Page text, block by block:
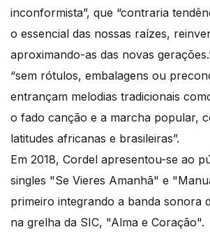
inconformista”, que “contraria
o essencial das nossas raízes,
aproximando-as das novas
“sem rótulos, embalagens ou
entrançam melodias tradicionais
o fado canção e a marcha popular,
latitudes africanas e brasileiras”.
Em 2018, Cordel apresentou-se ao
singles "Se Vieres Amanhã" e
primeiro integrando a banda sonora
na grelha da SIC, "Alma e Coração".